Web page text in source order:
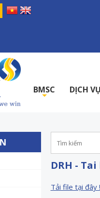
BMSC DỊCH
DRH -
Tải file tại đây !